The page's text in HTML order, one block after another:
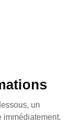
un
immédiatement.